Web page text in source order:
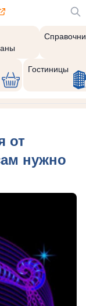
Гостиницы
от
нужно